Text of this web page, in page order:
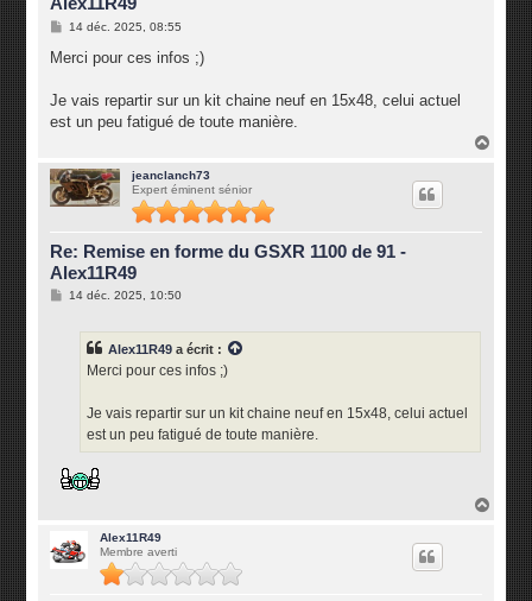
M
s
g
14 déc. 2025, 08:55
Merci pour ces infos ;)
Je vais repartir sur un kit chaine neuf en 15x48, celui actuel
est un peu fatigué de toute manière.
jeanclanch73
Expert éminent sénior
Re: Remise en forme du GSXR 1100 de 91 -
Alex11R49
M14 déc. 2025, 10:50
Alex11R49 a écrit :
Merci pour ces infos ;)
Je vais repartir sur un kit chaine neuf en 15x48, celui actuel
est un peu fatigué de toute manière.
Alex11R49
Membre averti